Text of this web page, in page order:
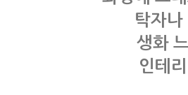
탁자
생화
인테